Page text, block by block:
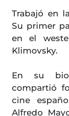
Trabajó en
Su primer
en el
Klimovsky.
En su
compartió
cine
Alfredo